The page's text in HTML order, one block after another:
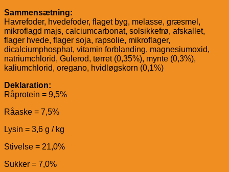
Sammensætning:
Havrefoder, hvedefoder, flaget byg, melasse, græsmel,
mikroflagd majs, calciumcarbonat, solsikkefrø, afskallet,
flager hvede, flager soja, rapsolie, mikroflager,
dicalciumphosphat, vitamin forblanding, magnesiumoxid,
natriumchlorid, Gulerod, tørret (0,35%), mynte (0,3%),
kaliumchlorid, oregano, hvidløgskorn (0,1%)
Deklaration:
Råprotein = 9,5%
Råaske = 7,5%
Lysin = 3,6 g / kg
Stivelse = 21,0%
Sukker = 7,0%